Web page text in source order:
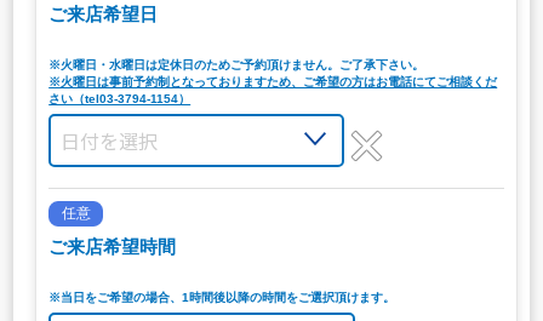
ご来店希望日
※火曜日・水曜日は定休日のためご予約頂けません。ご了承下さい。
※火曜日は事前予約制となっておりますため、ご希望の方はお電話にてご相談くだ
さい（tel03-3794-1154）
任意
ご来店希望時間
※当日をご希望の場合、1時間後以降の時間をご選択頂けます。